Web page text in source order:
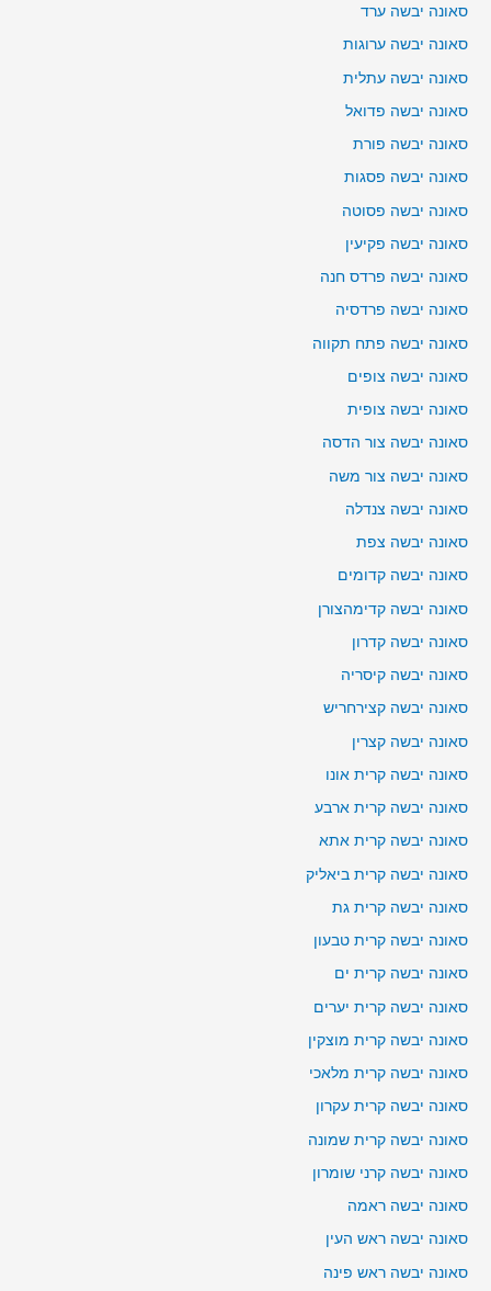
סאונה יבשה ערד
סאונה יבשה ערוגות
סאונה יבשה עתלית
סאונה יבשה פדואל
סאונה יבשה פורת
סאונה יבשה פסגות
סאונה יבשה פסוטה
סאונה יבשה פקיעין
סאונה יבשה פרדס חנה
סאונה יבשה פרדסיה
סאונה יבשה פתח תקווה
סאונה יבשה צופים
סאונה יבשה צופית
סאונה יבשה צור הדסה
סאונה יבשה צור משה
סאונה יבשה צנדלה
סאונה יבשה צפת
סאונה יבשה קדומים
סאונה יבשה קדימהצורן
סאונה יבשה קדרון
סאונה יבשה קיסריה
סאונה יבשה קצירחריש
סאונה יבשה קצרין
סאונה יבשה קרית אונו
סאונה יבשה קרית ארבע
סאונה יבשה קרית אתא
סאונה יבשה קרית ביאליק
סאונה יבשה קרית גת
סאונה יבשה קרית טבעון
סאונה יבשה קרית ים
סאונה יבשה קרית יערים
סאונה יבשה קרית מוצקין
סאונה יבשה קרית מלאכי
סאונה יבשה קרית עקרון
סאונה יבשה קרית שמונה
סאונה יבשה קרני שומרון
סאונה יבשה ראמה
סאונה יבשה ראש העין
סאונה יבשה ראש פינה